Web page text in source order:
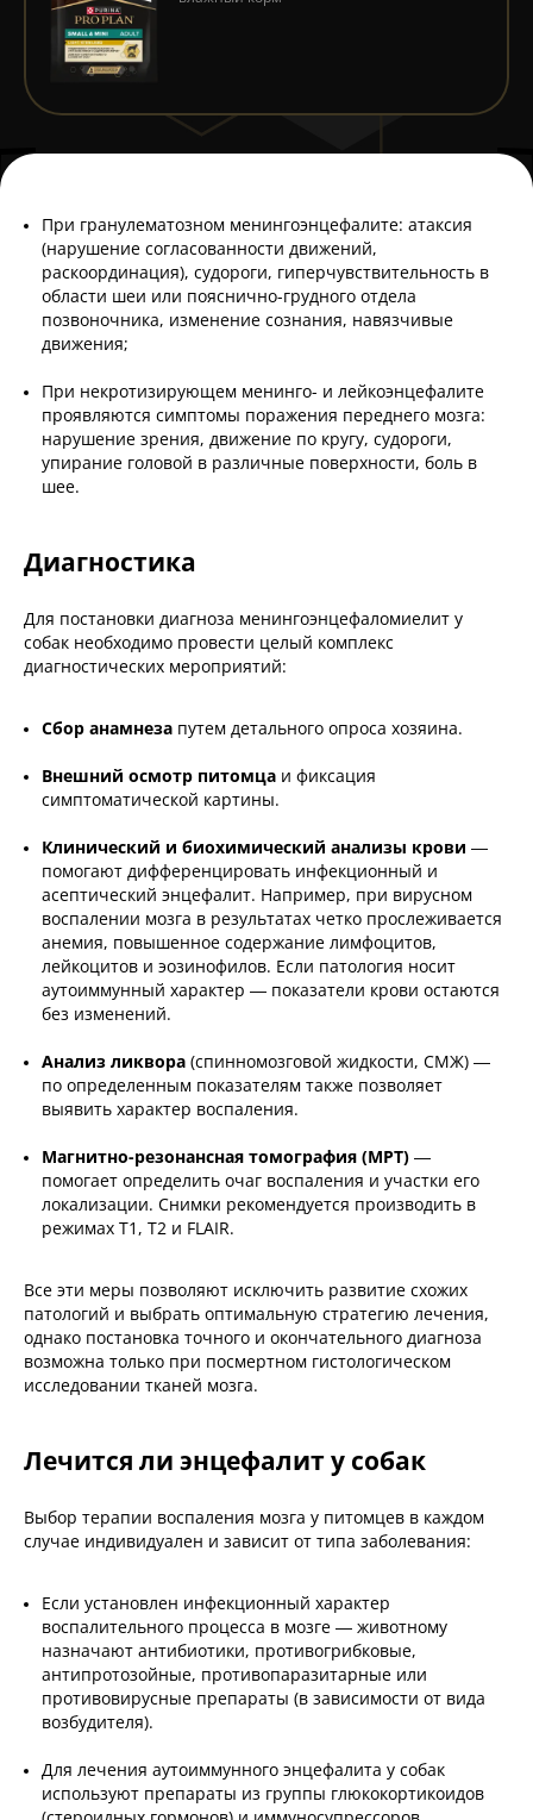
При гранулематозном менингоэнцефалите: атаксия
(нарушение согласованности движений,
раскоординация), судороги, гиперчувствительность в
области шеи или пояснично-грудного отдела
позвоночника, изменение сознания, навязчивые
движения;
При некротизирующем менинго- и лейкоэнцефалите
проявляются симптомы поражения переднего мозга:
нарушение зрения, движение по кругу, судороги,
упирание головой в различные поверхности, боль в
шее.
Диагностика
Для постановки диагноза менингоэнцефаломиелит у
собак необходимо провести целый комплекс
диагностических мероприятий:
Сбор анамнеза путем детального опроса хозяина.
Внешний осмотр питомца и фиксация
симптоматической картины.
Клинический и биохимический анализы крови —
помогают дифференцировать инфекционный и
асептический энцефалит. Например, при вирусном
воспалении мозга в результатах четко прослеживается
анемия, повышенное содержание лимфоцитов,
лейкоцитов и эозинофилов. Если патология носит
аутоиммунный характер — показатели крови остаются
без изменений.
Анализ ликвора (спинномозговой жидкости, СМЖ) —
по определенным показателям также позволяет
выявить характер воспаления.
Магнитно-резонансная томография (МРТ) —
помогает определить очаг воспаления и участки его
локализации. Снимки рекомендуется производить в
режимах Т1, Т2 и FLAIR.
Все эти меры позволяют исключить развитие схожих
патологий и выбрать оптимальную стратегию лечения,
однако постановка точного и окончательного диагноза
возможна только при посмертном гистологическом
исследовании тканей мозга.
Лечится ли энцефалит у собак
Выбор терапии воспаления мозга у питомцев в каждом
случае индивидуален и зависит от типа заболевания:
Если установлен инфекционный характер
воспалительного процесса в мозге — животному
назначают антибиотики, противогрибковые,
антипротозойные, противопаразитарные или
противовирусные препараты (в зависимости от вида
возбудителя).
Для лечения аутоиммунного энцефалита у собак
используют препараты из группы глюкокортикоидов